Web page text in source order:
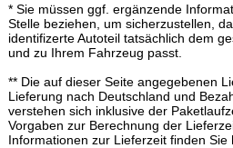
* Sie müssen ggf. ergänzende
Stelle beziehen, um sicherzustellen,
identifizerte Autoteil tatsächlich dem
und zu Ihrem Fahrzeug passt.
** Die auf dieser Seite angegebenen
Lieferung nach Deutschland und
verstehen sich inklusive der
Vorgaben zur Berechnung der
Informationen zur Lieferzeit finden Sie